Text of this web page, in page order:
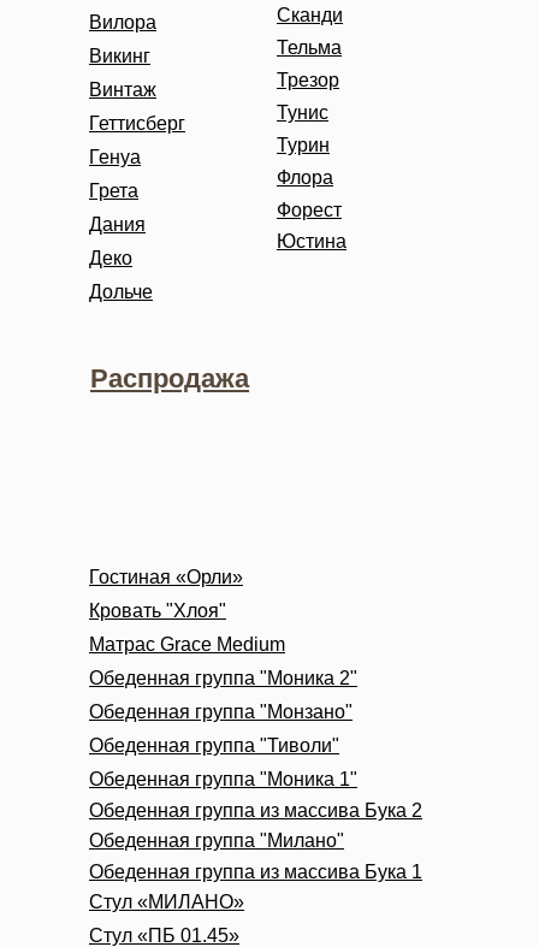
Матрас Grace Medium
Кровать "Хлоя"
Обеденная группа "Моника 2"
Обеденная группа "Монзано"
Обеденная группа "Тиволи"
Обеденная группа "Моника 1"
Обеденная группа из массива Бука 2
Обеденная группа "Милано"
Обеденная группа из массива Бука 1
Стул «МИЛАНО»
Стул «ПБ 01.45»
Гостиная «Орли»
Распродажа
Форест
Флора
Турин
Сканди
Тельма
Тунис
Геттисберг
Дольче
Деко
Дания
Грета
Генуа
Вилора
Викинг
Винтаж
Трезор
Юстина